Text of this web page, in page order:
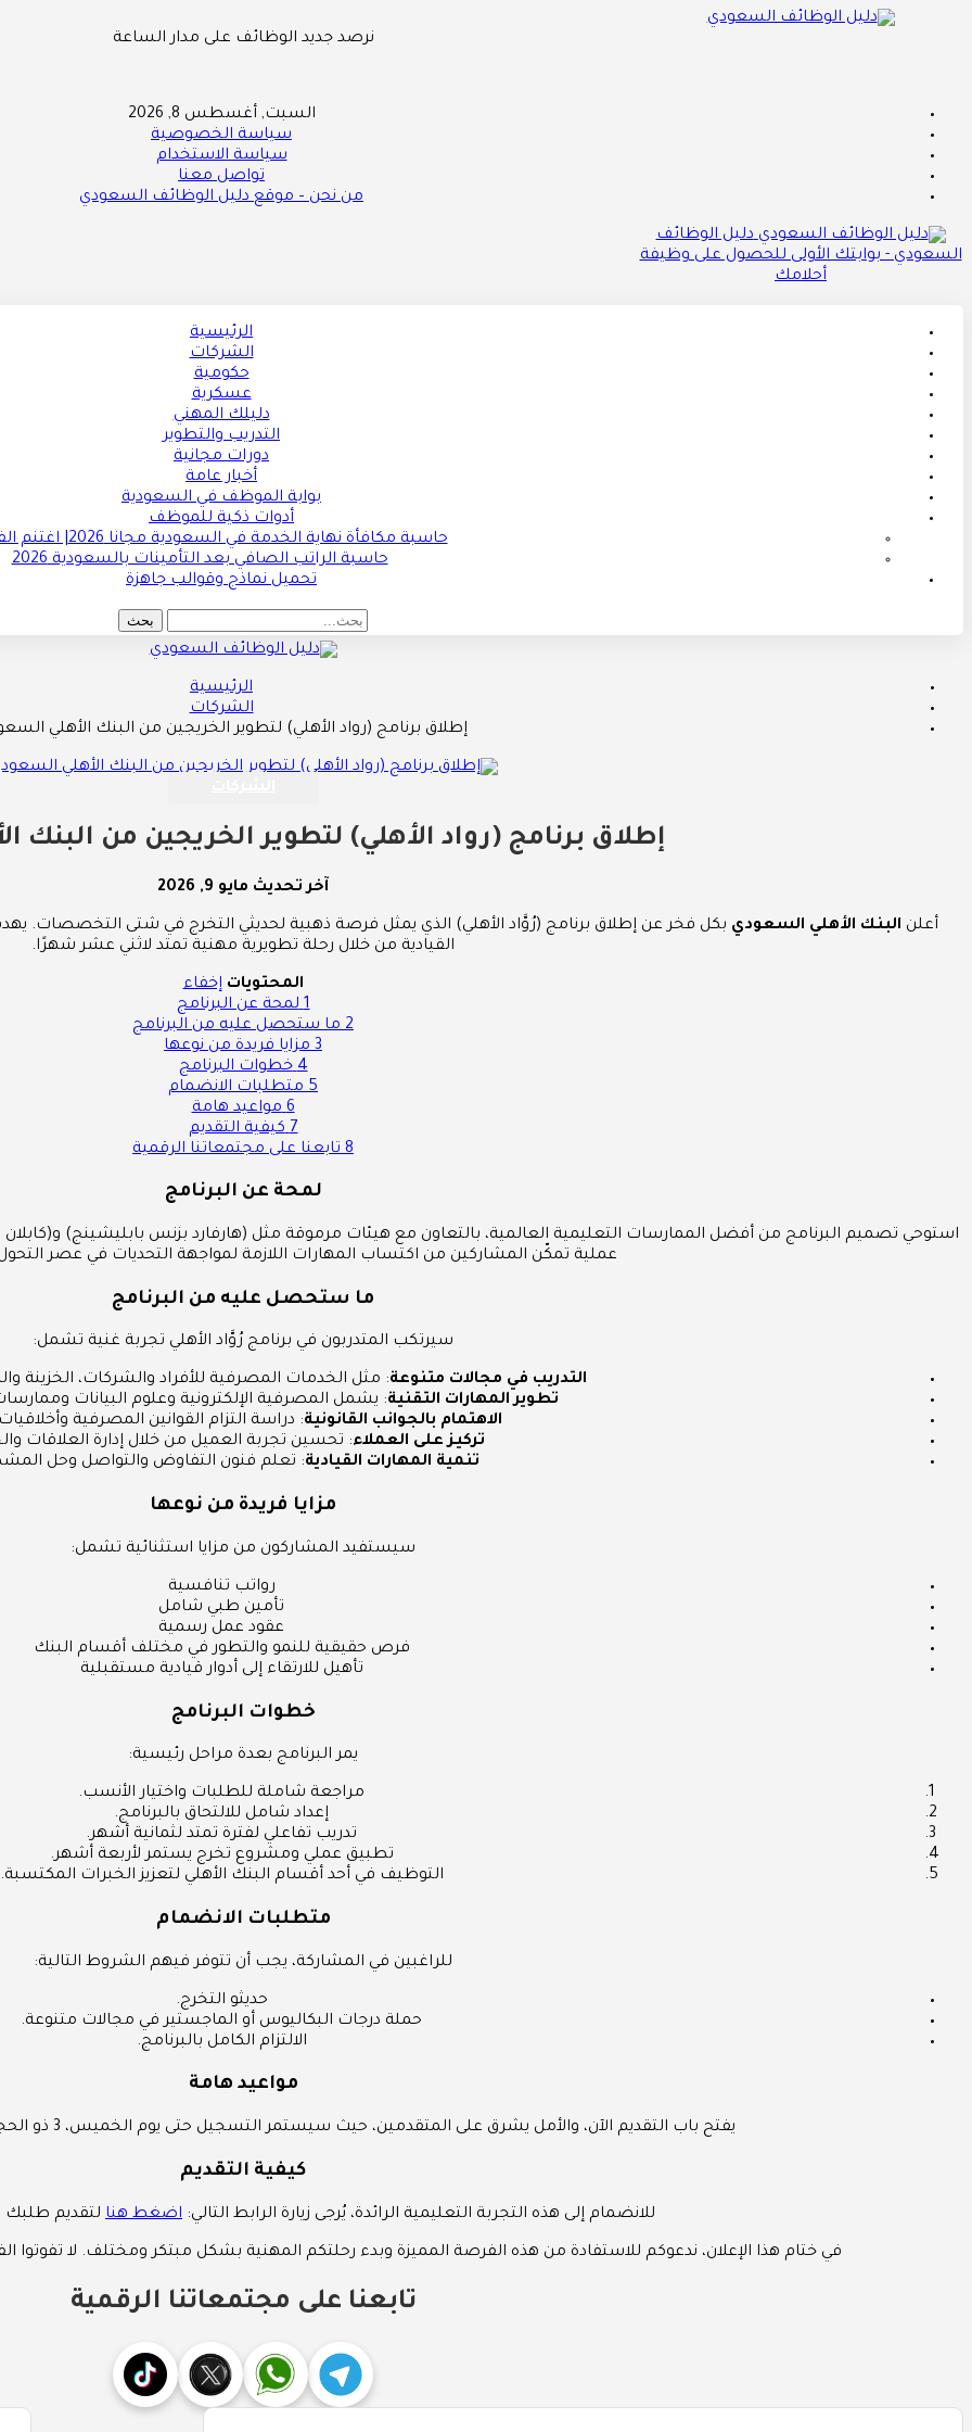
نرصد جديد الوظائف على مدار الساعة
السبت, أغسطس 8, 2026
سياسة الخصوصية
سياسة الاستخدام
تواصل معنا
من نحن – موقع دليل الوظائف السعودي
دليل الوظائف
السعودي - بوابتك الأولى للحصول على وظيفة
أحلامك
الرئيسية
الشركات
حكومية
عسكرية
دليلك المهني
التدريب والتطوير
دورات مجانية
أخبار عامة
بوابة الموظف في السعودية
أدوات ذكية للموظف
حاسبة مكافأة نهاية الخدمة في السعودية مجانا 2026| اغتنم الفرصة !!
حاسبة الراتب الصافي بعد التأمينات بالسعودية 2026
تحميل نماذج وقوالب جاهزة
الرئيسية
الشركات
إطلاق برنامج (رواد الأهلي) لتطوير الخريجين من البنك الأهلي
إطلاق برنامج (رواد الأهلي) لتطوير الخريجين من البنك
آخر تحديث مايو 9, 2026
أعلن البنك الأهلي السعودي بكل فخر عن إطلاق برنامج (رُوَّاد الأهلي) الذي يمثل فرصة ذهبية لحديثي التخرج في شتى التخصصات. يهدف
القيادية من خلال رحلة تطويرية مهنية تمتد لاثني عشر شهرًا.
المحتويات إخفاء
1 لمحة عن البرنامج
2 ما ستحصل عليه من البرنامج
3 مزايا فريدة من نوعها
4 خطوات البرنامج
5 متطلبات الانضمام
6 مواعيد هامة
7 كيفية التقديم
8 تابعنا على مجتمعاتنا الرقمية
لمحة عن البرنامج
استوحي تصميم البرنامج من أفضل الممارسات التعليمية العالمية، بالتعاون مع هيئات مرموقة مثل (هارفارد بزنس بابليشينج)
عملية تمكّن المشاركين من اكتساب المهارات اللازمة لمواجهة التحديات في عصر
ما ستحصل عليه من البرنامج
سيرتكب المتدربون في برنامج رُوَّاد الأهلي تجربة غنية تشمل:
التدريب في مجالات متنوعة: مثل الخدمات المصرفية للأفراد والشركات، الخزينة
تطوير المهارات التقنية: يشمل المصرفية الإلكترونية وعلوم البيانات
الاهتمام بالجوانب القانونية: دراسة التزام القوانين المصرفية
تركيز على العملاء: تحسين تجربة العميل من خلال إدارة العلاقات
تنمية المهارات القيادية: تعلم فنون التفاوض والتواصل وحل
مزايا فريدة من نوعها
سيستفيد المشاركون من مزايا استثنائية تشمل:
رواتب تنافسية
تأمين طبي شامل
عقود عمل رسمية
فرص حقيقية للنمو والتطور في مختلف أقسام البنك
تأهيل للارتقاء إلى أدوار قيادية مستقبلية
خطوات البرنامج
يمر البرنامج بعدة مراحل رئيسية:
مراجعة شاملة للطلبات واختيار الأنسب.
إعداد شامل للالتحاق بالبرنامج.
تدريب تفاعلي لفترة تمتد لثمانية أشهر.
تطبيق عملي ومشروع تخرج يستمر لأربعة أشهر.
التوظيف في أحد أقسام البنك الأهلي لتعزيز الخبرات المكتسبة.
متطلبات الانضمام
للراغبين في المشاركة، يجب أن تتوفر فيهم الشروط التالية:
حديثو التخرج.
حملة درجات البكاليوس أو الماجستير في مجالات متنوعة.
الالتزام الكامل بالبرنامج.
مواعيد هامة
يفتح باب التقديم الآن، والأمل يشرق على المتقدمين، حيث سيستمر التسجيل حتى يوم الخميس، 3 ذو الحجة 1447 هـ، الموافق 21 مايو 2026 م.
كيفية التقديم
للانضمام إلى هذه التجربة التعليمية الرائدة، يُرجى زيارة الرابط التالي: اضغط هنا لتقديم طلبك
في ختام هذا الإعلان، ندعوكم للاستفادة من هذه الفرصة المميزة وبدء رحلتكم المهنية بشكل مبتكر ومختلف. لا
تابعنا على مجتمعاتنا الرقمية